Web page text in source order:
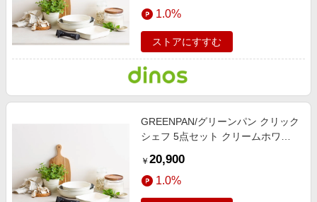
1.0%
ストアにすすむ
GREENPAN/グリーンパン クリック
シェフ 5点セット クリームホワイ
￥ 20,900
1.0%